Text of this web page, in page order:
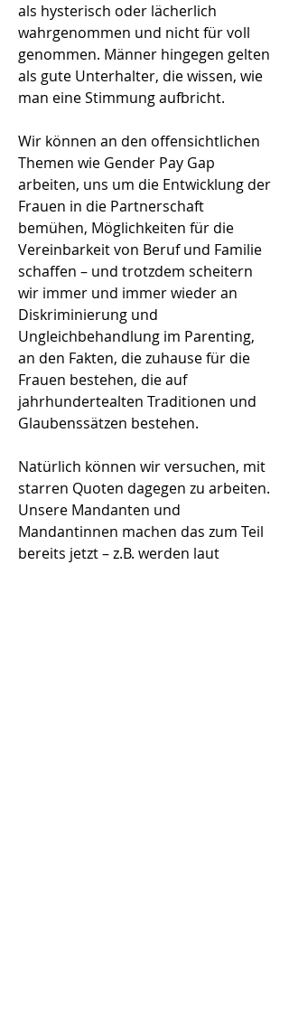
als hysterisch oder lächerlich
wahrgenommen und nicht für voll
genommen. Männer hingegen gelten
als gute Unterhalter, die wissen, wie
man eine Stimmung aufbricht.
Wir können an den offensichtlichen
Themen wie Gender Pay Gap
arbeiten, uns um die Entwicklung der
Frauen in die Partnerschaft
bemühen, Möglichkeiten für die
Vereinbarkeit von Beruf und Familie
schaffen – und trotzdem scheitern
wir immer und immer wieder an
Diskriminierung und
Ungleichbehandlung im Parenting,
an den Fakten, die zuhause für die
Frauen bestehen, die auf
jahrhundertealten Traditionen und
Glaubenssätzen bestehen.
Natürlich können wir versuchen, mit
starren Quoten dagegen zu arbeiten.
Unsere Mandanten und
Mandantinnen machen das zum Teil
bereits jetzt – z.B. werden laut